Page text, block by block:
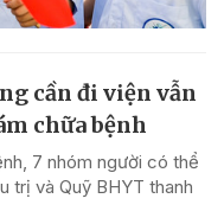
cần đi viện vẫn
chữa bệnh
7 nhóm người có thể
trị và Quỹ BHYT thanh